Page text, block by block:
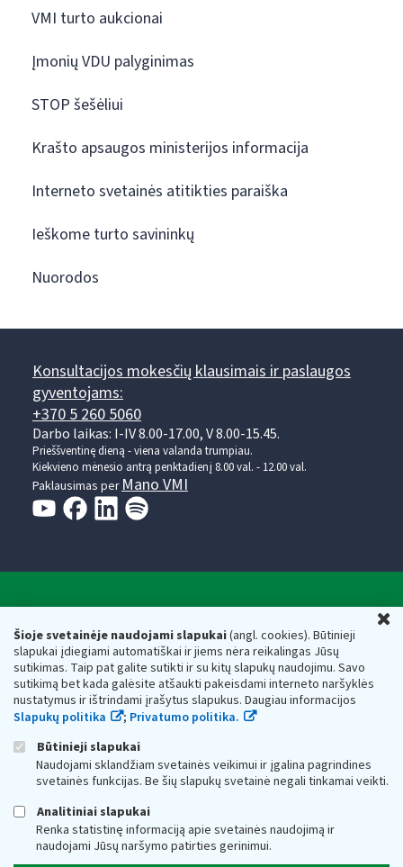
Šioje svetainėje naudojami slapukai(angl. cookies). Būtinieji
slapukai įdiegiami automatiškai ir jiems nėra reikalingas Jūsų
sutikimas. Taip pat galite sutikti ir su kitų slapukų naudojimu. Savo
sutikimą bet kada galėsite atšaukti pakeisdami interneto naršyklės
nustatymus ir ištrindami įrašytus slapukus. Daugiau informacijos
Slapukų politika
; Privatumo politika.
Būtinieji slapukai
Naudojami sklandžiam svetainės veikimui ir įgalina pagrindines
svetainės funkcijas. Be šių slapukų svetainė negali tinkamai veikti.
Analitiniai slapukai
Renka statistinę informaciją apie svetainės naudojimą ir
naudojami Jūsų naršymo patirties gerinimui.
VMI turto aukcionai
Įmonių VDU palyginimas
STOP šešėliui
Krašto apsaugos ministerijos informacija
Interneto svetainės atitikties paraiška
Ieškome turto savininkų
Nuorodos
Konsultacijos mokesčių klausimais ir paslaugos
gyventojams:
+370 5 260 5060
Darbo laikas: I-IV 8.00-17.00, V 8.00-15.45.
Prieššventinę dieną - viena valanda trumpiau.
Kiekvieno mėnesio antrą penktadienį 8.00 val. - 12.00 val.
Paklausimas perMano VMI
Valstybinė mokesčių inspekcija prie Lietuvos
Respublikos finansų ministerijos
Biudžetinė įstaiga. Juridinio asmens kodas — 188659752,
adresas: Vasario 16-osios g. 14, 01107 Vilnius, Lietuva, el.paštas:
vmi@vmi.lt, E. pristatymo dėžutės adresas 188659752
Duomenys apie Valstybinę mokesčių inspekciją prie Lietuvos
Respublikos finansų ministerijos kaupiami ir saugomi Juridinių